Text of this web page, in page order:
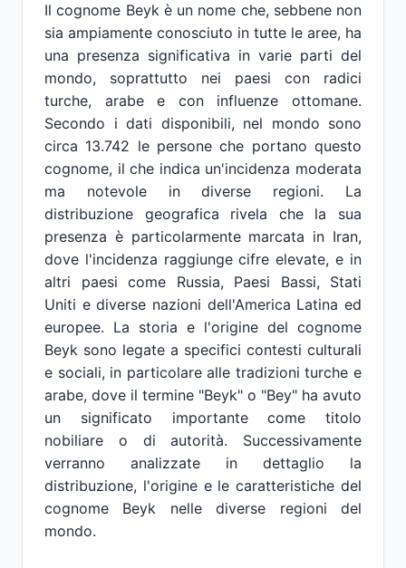
Il cognome Beyk è un nome che, sebbene non
sia ampiamente conosciuto in tutte le aree, ha
una presenza significativa in varie parti del
mondo, soprattutto nei paesi con radici
turche, arabe e con influenze ottomane.
Secondo i dati disponibili, nel mondo sono
circa 13.742 le persone che portano questo
cognome, il che indica un'incidenza moderata
ma notevole in diverse regioni. La
distribuzione geografica rivela che la sua
presenza è particolarmente marcata in Iran,
dove l'incidenza raggiunge cifre elevate, e in
altri paesi come Russia, Paesi Bassi, Stati
Uniti e diverse nazioni dell'America Latina ed
europee. La storia e l'origine del cognome
Beyk sono legate a specifici contesti culturali
e sociali, in particolare alle tradizioni turche e
arabe, dove il termine "Beyk" o "Bey" ha avuto
un significato importante come titolo
nobiliare o di autorità. Successivamente
verranno analizzate in dettaglio la
distribuzione, l'origine e le caratteristiche del
cognome Beyk nelle diverse regioni del
mondo.